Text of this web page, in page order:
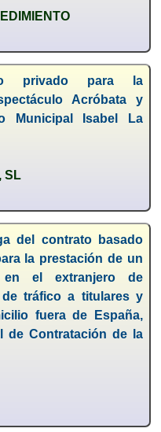
privado para la
Acróbata y
Municipal Isabel La
SL
del contrato basado
la prestación de un
el extranjero de
tráfico a titulares y
fuera de España,
de Contratación de la